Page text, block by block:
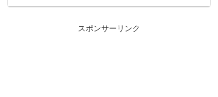
スポンサーリンク